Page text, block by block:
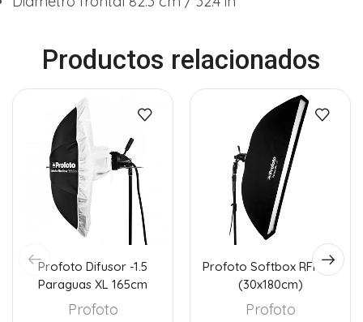
Productos relacionados
Profoto Difusor -1.5
Paraguas XL 165cm
Profoto
Profoto Softbox RFi 1×6′
(30x180cm)
Profoto